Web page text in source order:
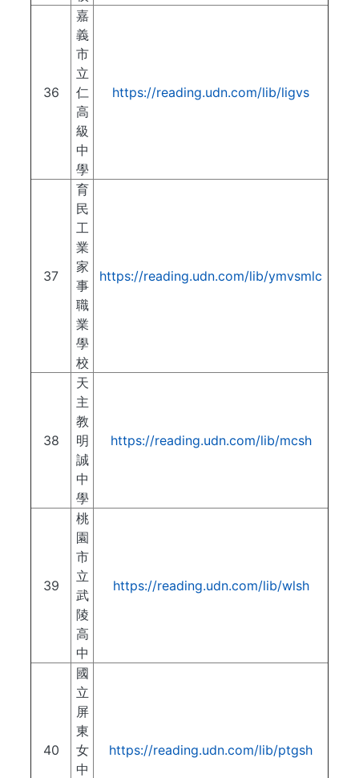
36
嘉
義
市
立
仁
高
級
中
學
https://reading.udn.com/lib/ligvs
37
育
民
工
業
家
事
職
業
學
校
https://reading.udn.com/lib/ymvsmlc
38
天
主
教
明
誠
中
學
https://reading.udn.com/lib/mcsh
39
桃
園
市
立
武
陵
高
中
https://reading.udn.com/lib/wlsh
40
國
立
屏
東
女
中
https://reading.udn.com/lib/ptgsh